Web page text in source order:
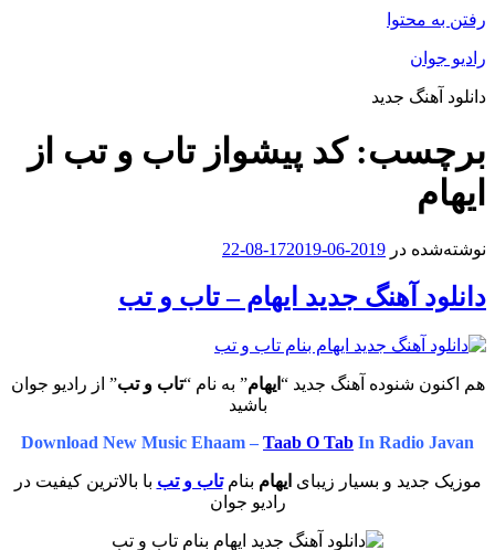
رفتن به محتوا
رادیو جوان
دانلود آهنگ جدید
برچسب:کد پیشواز تاب و تب از
ایهام
نوشته‌شده در 2019-06-17
2019-08-22
دانلود آهنگ جدید ایهام – تاب و تب
هم اکنون شنوده آهنگ جدید “ ایهام” به نام “تاب و تب” از رادیو جوان
باشید
Download New Music Ehaam – Taab O Tab In Radio Javan
موزیک جدید و بسیار زیبای ایهام بنامتاب و تب با بالاترین کیفیت در
رادیو جوان